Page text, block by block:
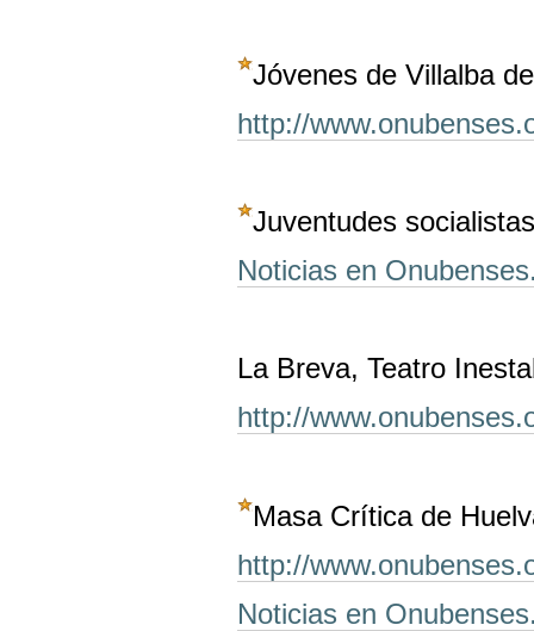
Jóvenes de Villalba
http://
Juventudes
Noticias en
La Breva, Teatro
http://
Masa Crítica de
http://
Noticias en